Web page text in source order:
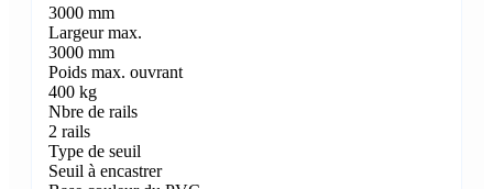
3000 mm
Largeur max.
3000 mm
Poids max. ouvrant
400 kg
Nbre de rails
2 rails
Type de seuil
Seuil à encastrer